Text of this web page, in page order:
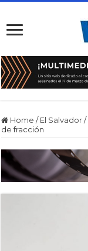
Home / El Salvador /
de fracción